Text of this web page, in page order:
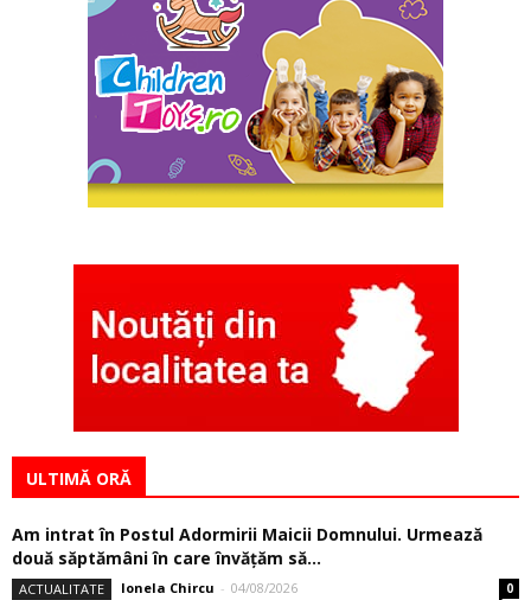
ULTIMĂ ORĂ
Am intrat în Postul Adormirii Maicii Domnului. Urmează
două săptămâni în care învăţăm să...
ACTUALITATE Ionela Chircu - 04/08/2026 0